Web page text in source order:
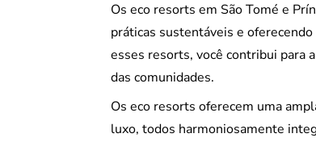
Os eco resorts em São Tomé e
práticas sustentáveis e
esses resorts, você contribui para
das comunidades.
Os eco resorts oferecem uma
luxo, todos harmoniosamente